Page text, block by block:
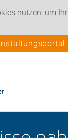
nutzen, um